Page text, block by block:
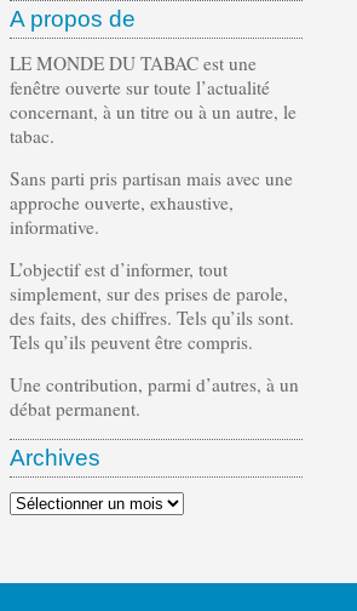
A propos de
LE MONDE DU TABAC est une
fenêtre ouverte sur toute l’actualité
concernant, à un titre ou à un autre, le
tabac.
Sans parti pris partisan mais avec une
approche ouverte, exhaustive,
informative.
L’objectif est d’informer, tout
simplement, sur des prises de parole,
des faits, des chiffres. Tels qu’ils sont.
Tels qu’ils peuvent être compris.
Une contribution, parmi d’autres, à un
débat permanent.
Archives
Archives